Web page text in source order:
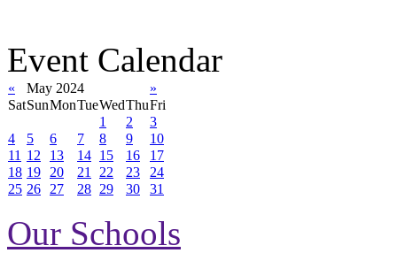
Event Calendar
« May 2024
»
SatSunMonTueWedThuFri
1
2
3
4
5 6 7 8 9
10
11 12 13 14 15 16
17
18 19 20 21 22 23
24
25 26 27 28 29 30 31
Our Schools